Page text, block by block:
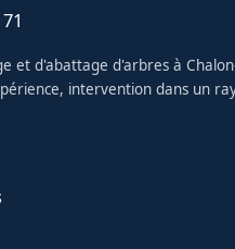
et d'abattage d'arbres à
intervention dans un